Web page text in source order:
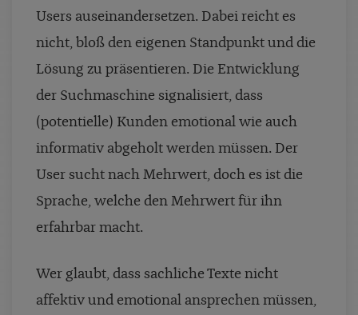
Users auseinandersetzen. Dabei reicht es
nicht, bloß den eigenen Standpunkt und die
Lösung zu präsentieren. Die Entwicklung
der Suchmaschine signalisiert, dass
(potentielle) Kunden emotional wie auch
informativ abgeholt werden müssen. Der
User sucht nach Mehrwert, doch es ist die
Sprache, welche den Mehrwert für ihn
erfahrbar macht.
Wer glaubt, dass sachliche Texte nicht
affektiv und emotional ansprechen müssen,